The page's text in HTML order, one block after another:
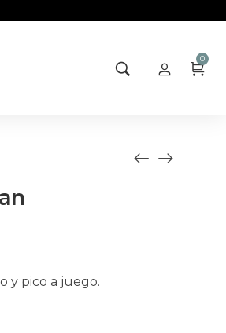
0
y pico a juego.